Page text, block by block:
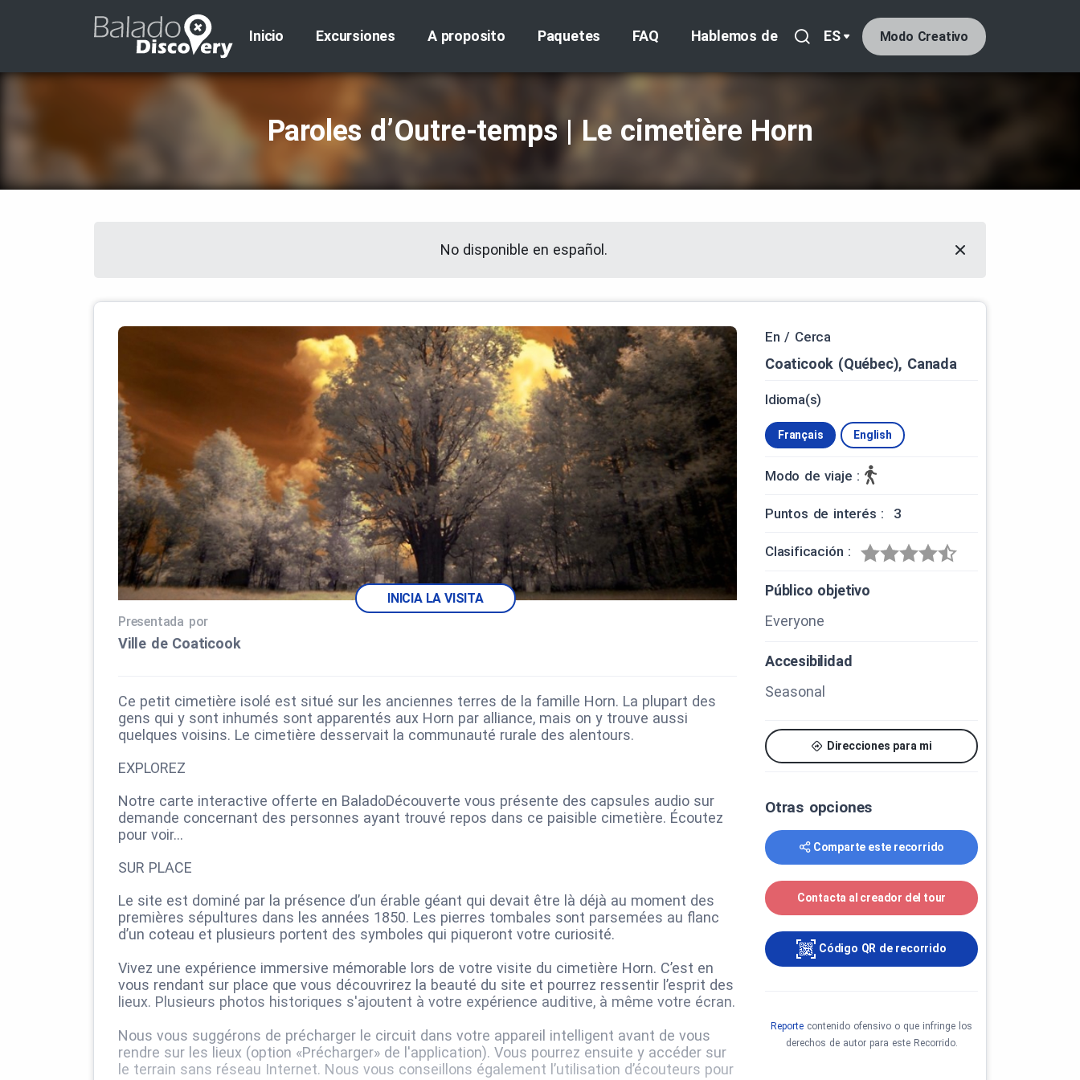
Inicio Excursiones A proposito Paquetes FAQ Hablemos de ES Modo Creativo
Paroles d’Outre‑temps | Le cimetière Horn
No disponible en español.
INICIA LA VISITA
Presentada por
Ville de Coaticook
Ce petit cimetière isolé est situé sur les anciennes terres de la famille Horn. La plupart des
gens qui y sont inhumés sont apparentés aux Horn par alliance, mais on y trouve aussi
quelques voisins. Le cimetière desservait la communauté rurale des alentours.
EXPLOREZ
Notre carte interactive offerte en BaladoDécouverte vous présente des capsules audio sur
demande concernant des personnes ayant trouvé repos dans ce paisible cimetière. Écoutez
pour voir…
SUR PLACE
Le site est dominé par la présence d’un érable géant qui devait être là déjà au moment des
premières sépultures dans les années 1850. Les pierres tombales sont parsemées au flanc
d’un coteau et plusieurs portent des symboles qui piqueront votre curiosité.
Vivez une expérience immersive mémorable lors de votre visite du cimetière Horn. C’est en
vous rendant sur place que vous découvrirez la beauté du site et pourrez ressentir l’esprit des
lieux. Plusieurs photos historiques s'ajoutent à votre expérience auditive, à même votre écran.
Nous vous suggérons de précharger le circuit dans votre appareil intelligent avant de vous
rendre sur les lieux (option «Précharger» de l'application). Vous pourrez ensuite y accéder sur
le terrain sans réseau Internet. Nous vous conseillons également l’utilisation d’écouteurs pour
En / Cerca
Coaticook (Québec), Canada
Idioma(s)
Français English
Modo de viaje :
Puntos de interés : 3
Clasificación :
Público objetivo
Everyone
Accesibilidad
Seasonal
Direcciones para mi
Otras opciones
Comparte este recorrido
Contacta al creador del tour
Código QR de recorrido
Reporte contenido ofensivo o que infringe los
derechos de autor para este Recorrido.